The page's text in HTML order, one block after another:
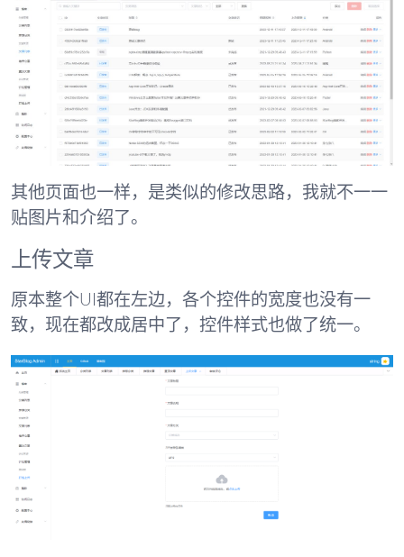
其他页面也一样，是类似的修改思路，我就不一一
贴图片和介绍了。
上传文章
原本整个UI都在左边，各个控件的宽度也没有一
致，现在都改成居中了，控件样式也做了统一。